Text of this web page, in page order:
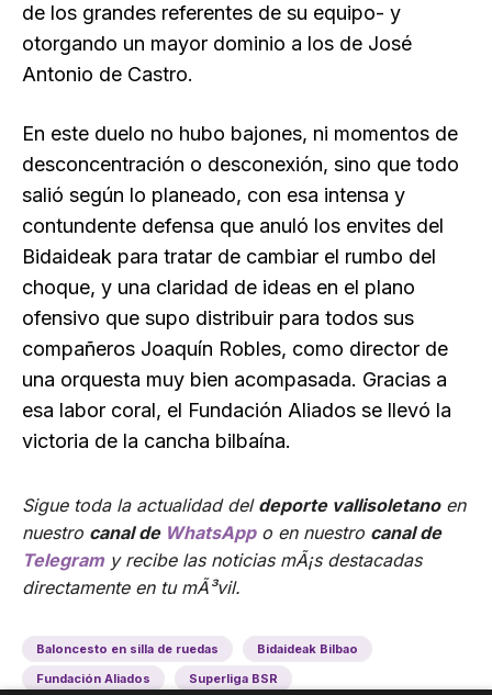
de los grandes referentes de su equipo- y
otorgando un mayor dominio a los de José
Antonio de Castro.
En este duelo no hubo bajones, ni momentos de
desconcentración o desconexión, sino que todo
salió según lo planeado, con esa intensa y
contundente defensa que anuló los envites del
Bidaideak para tratar de cambiar el rumbo del
choque, y una claridad de ideas en el plano
ofensivo que supo distribuir para todos sus
compañeros Joaquín Robles, como director de
una orquesta muy bien acompasada. Gracias a
esa labor coral, el Fundación Aliados se llevó la
victoria de la cancha bilbaína.
Sigue toda la actualidad del deporte vallisoletanoen
nuestro canal de WhatsAppo en nuestro canal de
Telegramy recibe las noticias mÃ¡s destacadas
directamente en tu mÃ³vil.
Baloncesto en silla de ruedas
Bidaideak Bilbao
Fundación Aliados
Superliga BSR